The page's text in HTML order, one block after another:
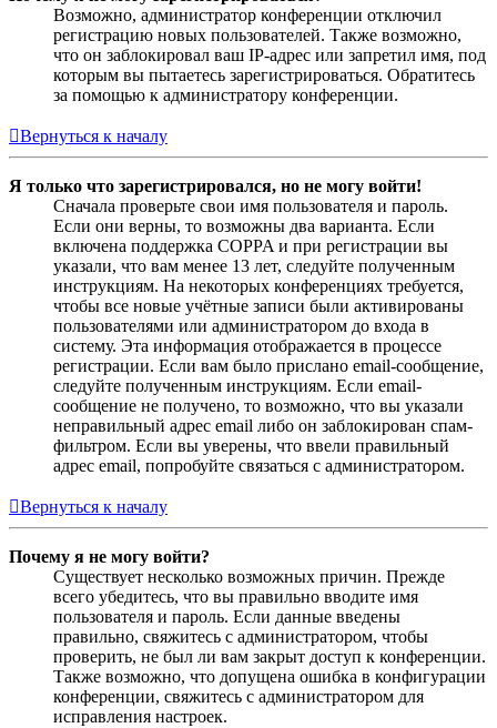
Возможно, администратор конференции отключил
регистрацию новых пользователей. Также возможно,
что он заблокировал ваш IP-адрес или запретил имя, под
которым вы пытаетесь зарегистрироваться. Обратитесь
за помощью к администратору конференции.
Вернуться к началу
Я только что зарегистрировался, но не могу войти!
Сначала проверьте свои имя пользователя и пароль.
Если они верны, то возможны два варианта. Если
включена поддержка COPPA и при регистрации вы
указали, что вам менее 13 лет, следуйте полученным
инструкциям. На некоторых конференциях требуется,
чтобы все новые учётные записи были активированы
пользователями или администратором до входа в
систему. Эта информация отображается в процессе
регистрации. Если вам было прислано email-сообщение,
следуйте полученным инструкциям. Если email-
сообщение не получено, то возможно, что вы указали
неправильный адрес email либо он заблокирован спам-
фильтром. Если вы уверены, что ввели правильный
адрес email, попробуйте связаться с администратором.
Вернуться к началу
Почему я не могу войти?
Существует несколько возможных причин. Прежде
всего убедитесь, что вы правильно вводите имя
пользователя и пароль. Если данные введены
правильно, свяжитесь с администратором, чтобы
проверить, не был ли вам закрыт доступ к конференции.
Также возможно, что допущена ошибка в конфигурации
конференции, свяжитесь с администратором для
исправления настроек.